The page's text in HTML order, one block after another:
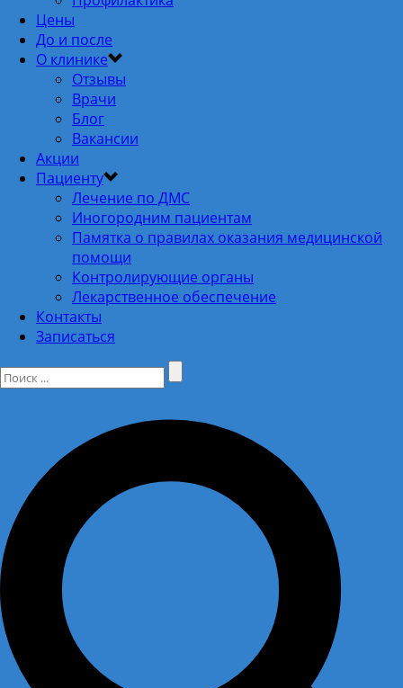
Цены
До и после
О клинике
Отзывы
Врачи
Блог
Вакансии
Акции
Пациенту
Лечение по ДМС
Иногородним пациентам
Памятка о правилах оказания медицинской
помощи
Контролирующие органы
Лекарственное обеспечение
Контакты
Записаться